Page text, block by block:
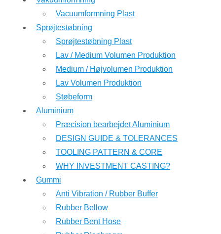
Vacuumformning Plast
Sprøjtestøbning
Sprøjtestøbning Plast
Lav / Medium Volumen Produktion
Medium / Højvolumen Produktion
Lav Volumen Produktion
Støbeform
Aluminium
Præcision bearbejdet Aluminium
DESIGN GUIDE & TOLERANCES
TOOLING PATTERN & CORE
WHY INVESTMENT CASTING?
Gummi
Anti Vibration / Rubber Buffer
Rubber Bellow
Rubber Bent Hose